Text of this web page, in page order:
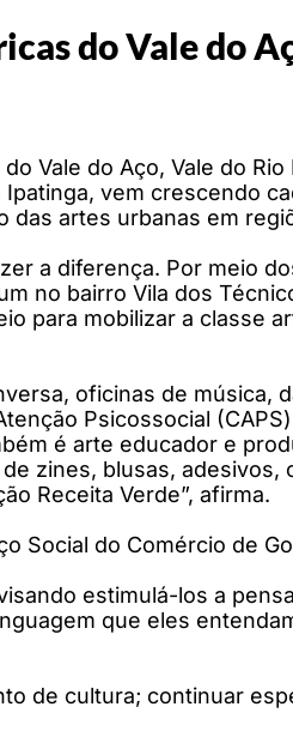
do Vale do
Vale do Aço, Vale do
vem crescendo
artes urbanas em
a diferença. Por meio
no bairro Vila dos
para mobilizar a classe
oficinas de música,
Psicossocial
é arte educador e
zines, blusas,
Receita Verde”, afirma.
Social do Comércio de
estimulá-los a
que eles
de cultura; continuar